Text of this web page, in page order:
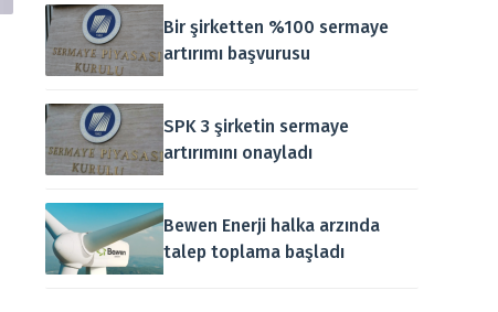
Bir şirketten %100 sermaye
artırımı başvurusu
SPK 3 şirketin sermaye
artırımını onayladı
Bewen Enerji halka arzında
talep toplama başladı